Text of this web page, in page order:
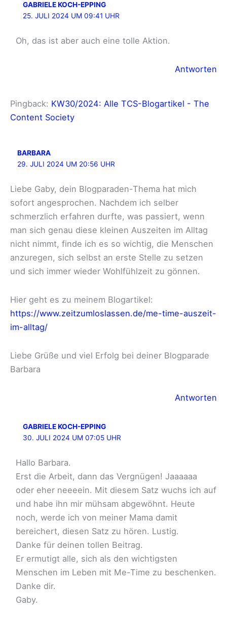
GABRIELE KOCH-EPPING
25. JULI 2024 UM 09:41 UHR
Oh, das ist aber auch eine tolle Aktion.
Antworten
Pingback: KW30/2024: Alle TCS-Blogartikel - The
Content Society
BARBARA
29. JULI 2024 UM 20:56 UHR
Liebe Gaby, dein Blogparaden-Thema hat mich
sofort angesprochen. Nachdem ich selber
schmerzlich erfahren durfte, was passiert, wenn
man sich genau diese kleinen Auszeiten im Alltag
nicht nimmt, finde ich es so wichtig, die Menschen
anzuregen, sich selbst an erste Stelle zu setzen
und sich immer wieder Wohlfühlzeit zu gönnen.
Hier geht es zu meinem Blogartikel:
https://www.zeitzumloslassen.de/me-time-auszeit-
im-alltag/
Liebe Grüße und viel Erfolg bei deiner Blogparade
Barbara
Antworten
GABRIELE KOCH-EPPING
30. JULI 2024 UM 07:05 UHR
Hallo Barbara.
Erst die Arbeit, dann das Vergnügen! Jaaaaaa
oder eher neeeein. Mit diesem Satz wuchs ich auf
und habe ihn mir mühsam abgewöhnt. Heute
noch, werde ich von meiner Mama damit
bereichert, diesen Satz zu hören. Lustig.
Danke für deinen tollen Beitrag.
Er ermutigt alle, sich als den wichtigsten
Menschen im Leben mit Me-Time zu beschenken.
Danke dir.
Gaby.